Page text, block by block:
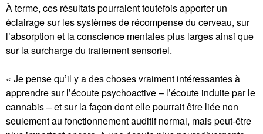
À terme, ces résultats pourraient toutefois apporter un
éclairage sur les systèmes de récompense du cerveau, sur
l’absorption et la conscience mentales plus larges ainsi que
sur la surcharge du traitement sensoriel.
« Je pense qu’il y a des choses vraiment intéressantes à
apprendre sur l’écoute psychoactive – l’écoute induite par le
cannabis – et sur la façon dont elle pourrait être liée non
seulement au fonctionnement auditif normal, mais peut-être